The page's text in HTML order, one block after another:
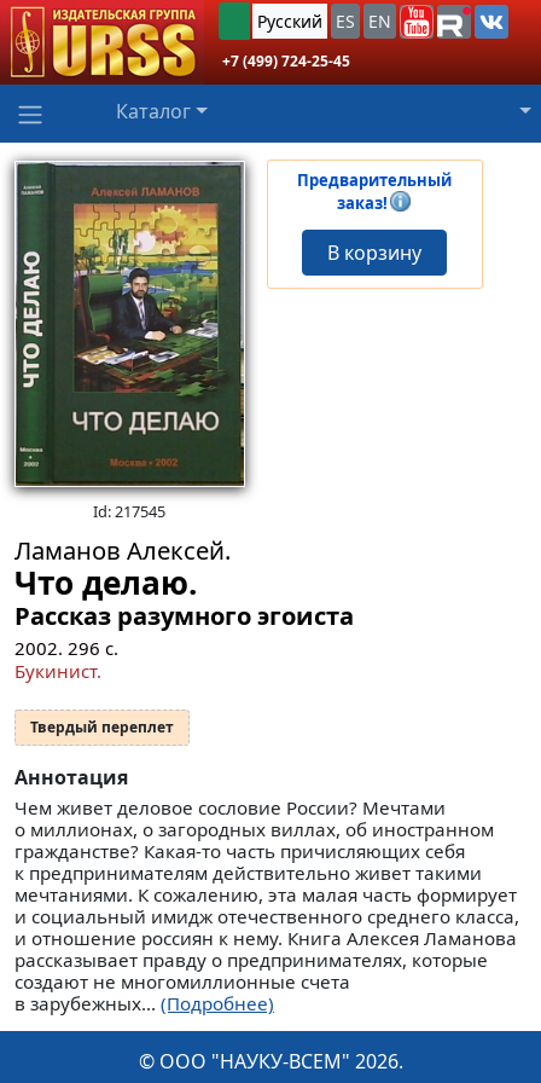
Русский ES EN
+7 (499) 724-25-45
Каталог
Id: 217545
Предварительный
заказ!
В корзину
Ламанов Алексей.
Что делаю.
Рассказ разумного эгоиста
2002. 296 с.
Букинист.
Твердый переплет
Аннотация
Чем живет деловое сословие России? Мечтами
о миллионах, о загородных виллах, об иностранном
гражданстве? Какая-то часть причисляющих себя
к предпринимателям действительно живет такими
мечтаниями. К сожалению, эта малая часть формирует
и социальный имидж отечественного среднего класса,
и отношение россиян к нему. Книга Алексея Ламанова
рассказывает правду о предпринимателях, которые
создают не многомиллионные счета
в зарубежных... (Подробнее)
© ООО "НАУКУ-ВСЕМ" 2026.